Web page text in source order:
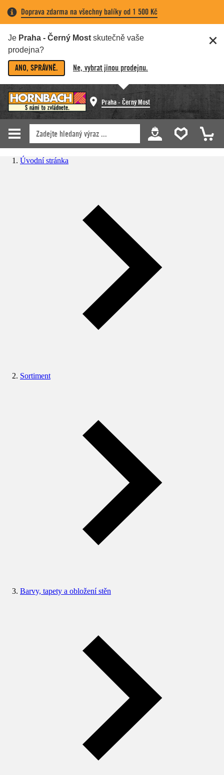
Doprava zdarma na všechny balíky od 1 500 Kč
Je Praha - Černý Most skutečně vaše
prodejna?
ANO, SPRÁVNĚ. Ne, vybrat jinou prodejnu.
Praha - Černý Most
Úvodní stránka
Sortiment
Barvy, tapety a obložení stěn